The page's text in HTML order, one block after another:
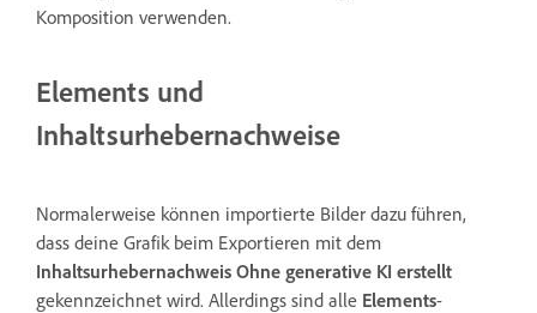
Komposition verwenden.
Elements und
Inhaltsurhebernachweise
Normalerweise können importierte Bilder dazu führen,
dass deine Grafik beim Exportieren mit dem
Inhaltsurhebernachweis Ohne generative KI erstellt
gekennzeichnet wird. Allerdings sind alle Elements-